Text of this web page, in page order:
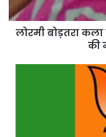
एक
लोरमी बोड़तरा
की